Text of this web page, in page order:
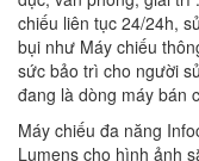
chiếu liên tục 24/24h,
bụi như Máy chiếu
sức bảo trì cho người
đang là dòng máy bán
Máy chiếu đa năng
Lumens cho hình ảnh